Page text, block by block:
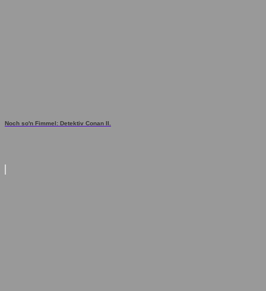
Noch so'n Fimmel: Detektiv Conan II.